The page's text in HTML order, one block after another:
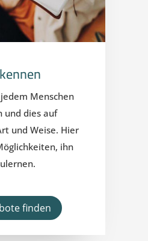
Menschen
und dies auf
und Weise. Hier
ihn
finden